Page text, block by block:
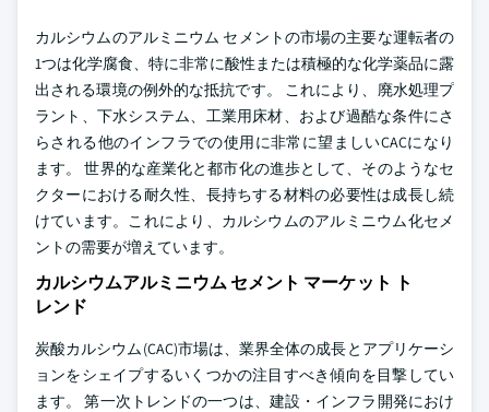
カルシウムのアルミニウム セメントの市場の主要な運転者の
1つは化学腐食、特に非常に酸性または積極的な化学薬品に露
出される環境の例外的な抵抗です。 これにより、廃水処理プ
ラント、下水システム、工業用床材、および過酷な条件にさ
らされる他のインフラでの使用に非常に望ましいCACになり
ます。 世界的な産業化と都市化の進歩として、そのようなセ
クターにおける耐久性、長持ちする材料の必要性は成長し続
けています。これにより、カルシウムのアルミニウム化セメ
ントの需要が増えています。
カルシウムアルミニウム セメント マーケット ト
レンド
炭酸カルシウム(CAC)市場は、業界全体の成長とアプリケーシ
ョンをシェイプするいくつかの注目すべき傾向を目撃してい
ます。 第一次トレンドの一つは、建設・インフラ開発におけ